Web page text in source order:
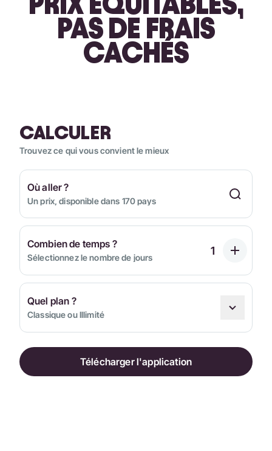
PAS DE FRAIS
CACHÉS
CALCULER
Trouvez ce qui vous convient le mieux
Où aller ?
Un prix, disponible dans 170 pays
Combien de temps ?
Sélectionnez le nombre de jours
Quel plan ?
Classique ou Illimité
Télécharger l'application